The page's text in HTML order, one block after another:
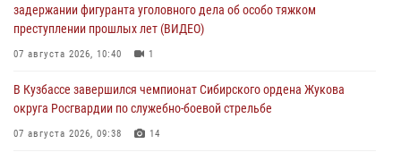
задержании фигуранта уголовного дела об особо тяжком
преступлении прошлых лет (ВИДЕО)
07 августа 2026, 10:40 1
В Кузбассе завершился чемпионат Сибирского ордена Жукова
округа Росгвардии по служебно-боевой стрельбе
07 августа 2026, 09:38 14